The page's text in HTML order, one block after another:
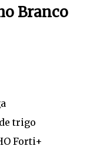
Branco
trigo
Forti+